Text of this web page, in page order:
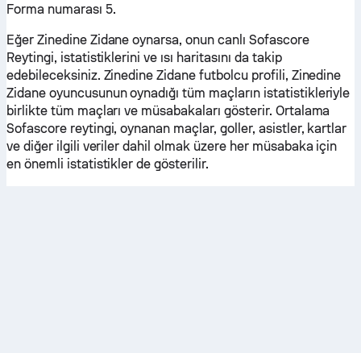
Forma numarası 5.
Eğer Zinedine Zidane oynarsa, onun canlı Sofascore
Reytingi, istatistiklerini ve ısı haritasını da takip
edebileceksiniz. Zinedine Zidane futbolcu profili, Zinedine
Zidane oyuncusunun oynadığı tüm maçların istatistikleriyle
birlikte tüm maçları ve müsabakaları gösterir. Ortalama
Sofascore reytingi, oynanan maçlar, goller, asistler, kartlar
ve diğer ilgili veriler dahil olmak üzere her müsabaka için
en önemli istatistikler de gösterilir.